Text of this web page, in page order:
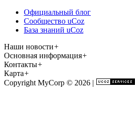
Официальный блог
Сообщество uCoz
База знаний uCoz
Наши новости+
Основная информация+
Контакты+
Карта+
Copyright MyCorp © 2026 |